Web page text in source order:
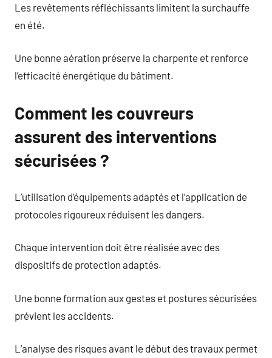
Les revêtements réfléchissants limitent la surchauffe
en été.
Une bonne aération préserve la charpente et renforce
l’efficacité énergétique du bâtiment.
Comment les couvreurs
assurent des interventions
sécurisées ?
L’utilisation d’équipements adaptés et l’application de
protocoles rigoureux réduisent les dangers.
Chaque intervention doit être réalisée avec des
dispositifs de protection adaptés.
Une bonne formation aux gestes et postures sécurisées
prévient les accidents.
L’analyse des risques avant le début des travaux permet